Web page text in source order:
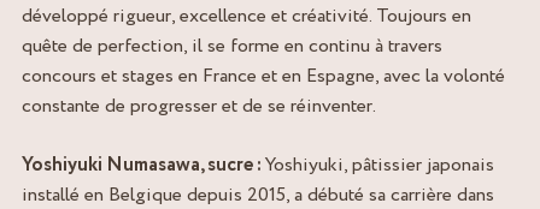
développé rigueur, excellence et créativité. Toujours en
quête de perfection, il se forme en continu à travers
concours et stages en France et en Espagne, avec la volonté
constante de progresser et de se réinventer.
Yoshiyuki Numasawa, sucre :Yoshiyuki, pâtissier japonais
installé en Belgique depuis 2015, a débuté sa carrière dans